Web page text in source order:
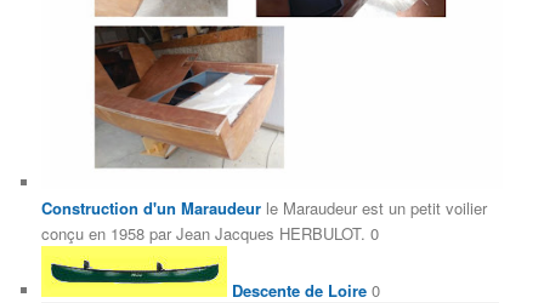
Construction d'un Maraudeur le Maraudeur est un petit voilier
conçu en 1958 par Jean Jacques HERBULOT. 0
Descente de Loire 0